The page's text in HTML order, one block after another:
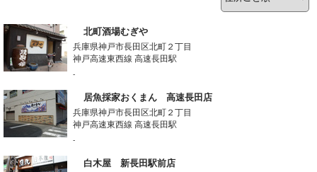
北町酒場むぎや
兵庫県神戸市長田区北町２丁目
神戸高速東西線 高速長田駅
-
居魚採家おくまん 高速長田店
兵庫県神戸市長田区北町２丁目
神戸高速東西線 高速長田駅
-
白木屋 新長田駅前店